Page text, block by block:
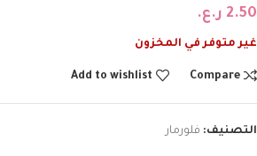
2.50 ر.ع.
غير متوفر في المخزون
Compare
Add to wishlist
التصنيف: فلورمار